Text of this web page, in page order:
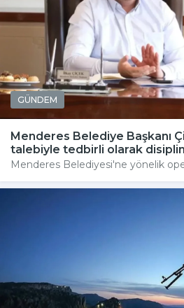
GÜNDEM
Menderes Belediye Başkanı
talebiyle tedbirli olarak
Menderes Belediyesi'ne yönelik